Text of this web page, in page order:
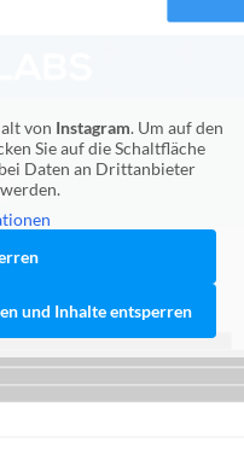
von Instagram. Um auf den
Sie auf die Schaltfläche
Daten an Drittanbieter
und Inhalte entsperren